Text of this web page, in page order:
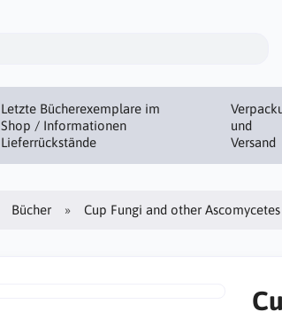
Letzte Bücherexemplare im
Shop / Informationen
Lieferrückstände
und
Versand
Bücher Cup Fungi and other